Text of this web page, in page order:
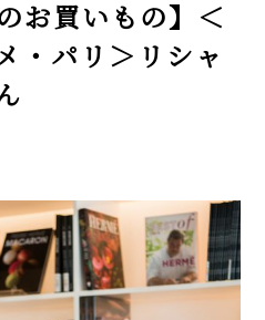
お買いもの】＜
・パリ＞リシャ